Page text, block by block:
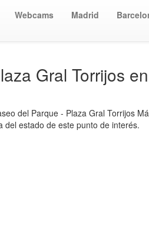
Webcams Madrid
Gral Torrijos
del Parque - Plaza Gral Torrijos
del estado de este punto de interés.